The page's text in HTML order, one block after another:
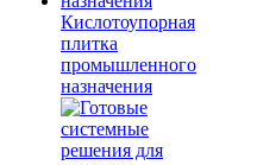
Кислотоупорная
плитка
промышленного
назначения